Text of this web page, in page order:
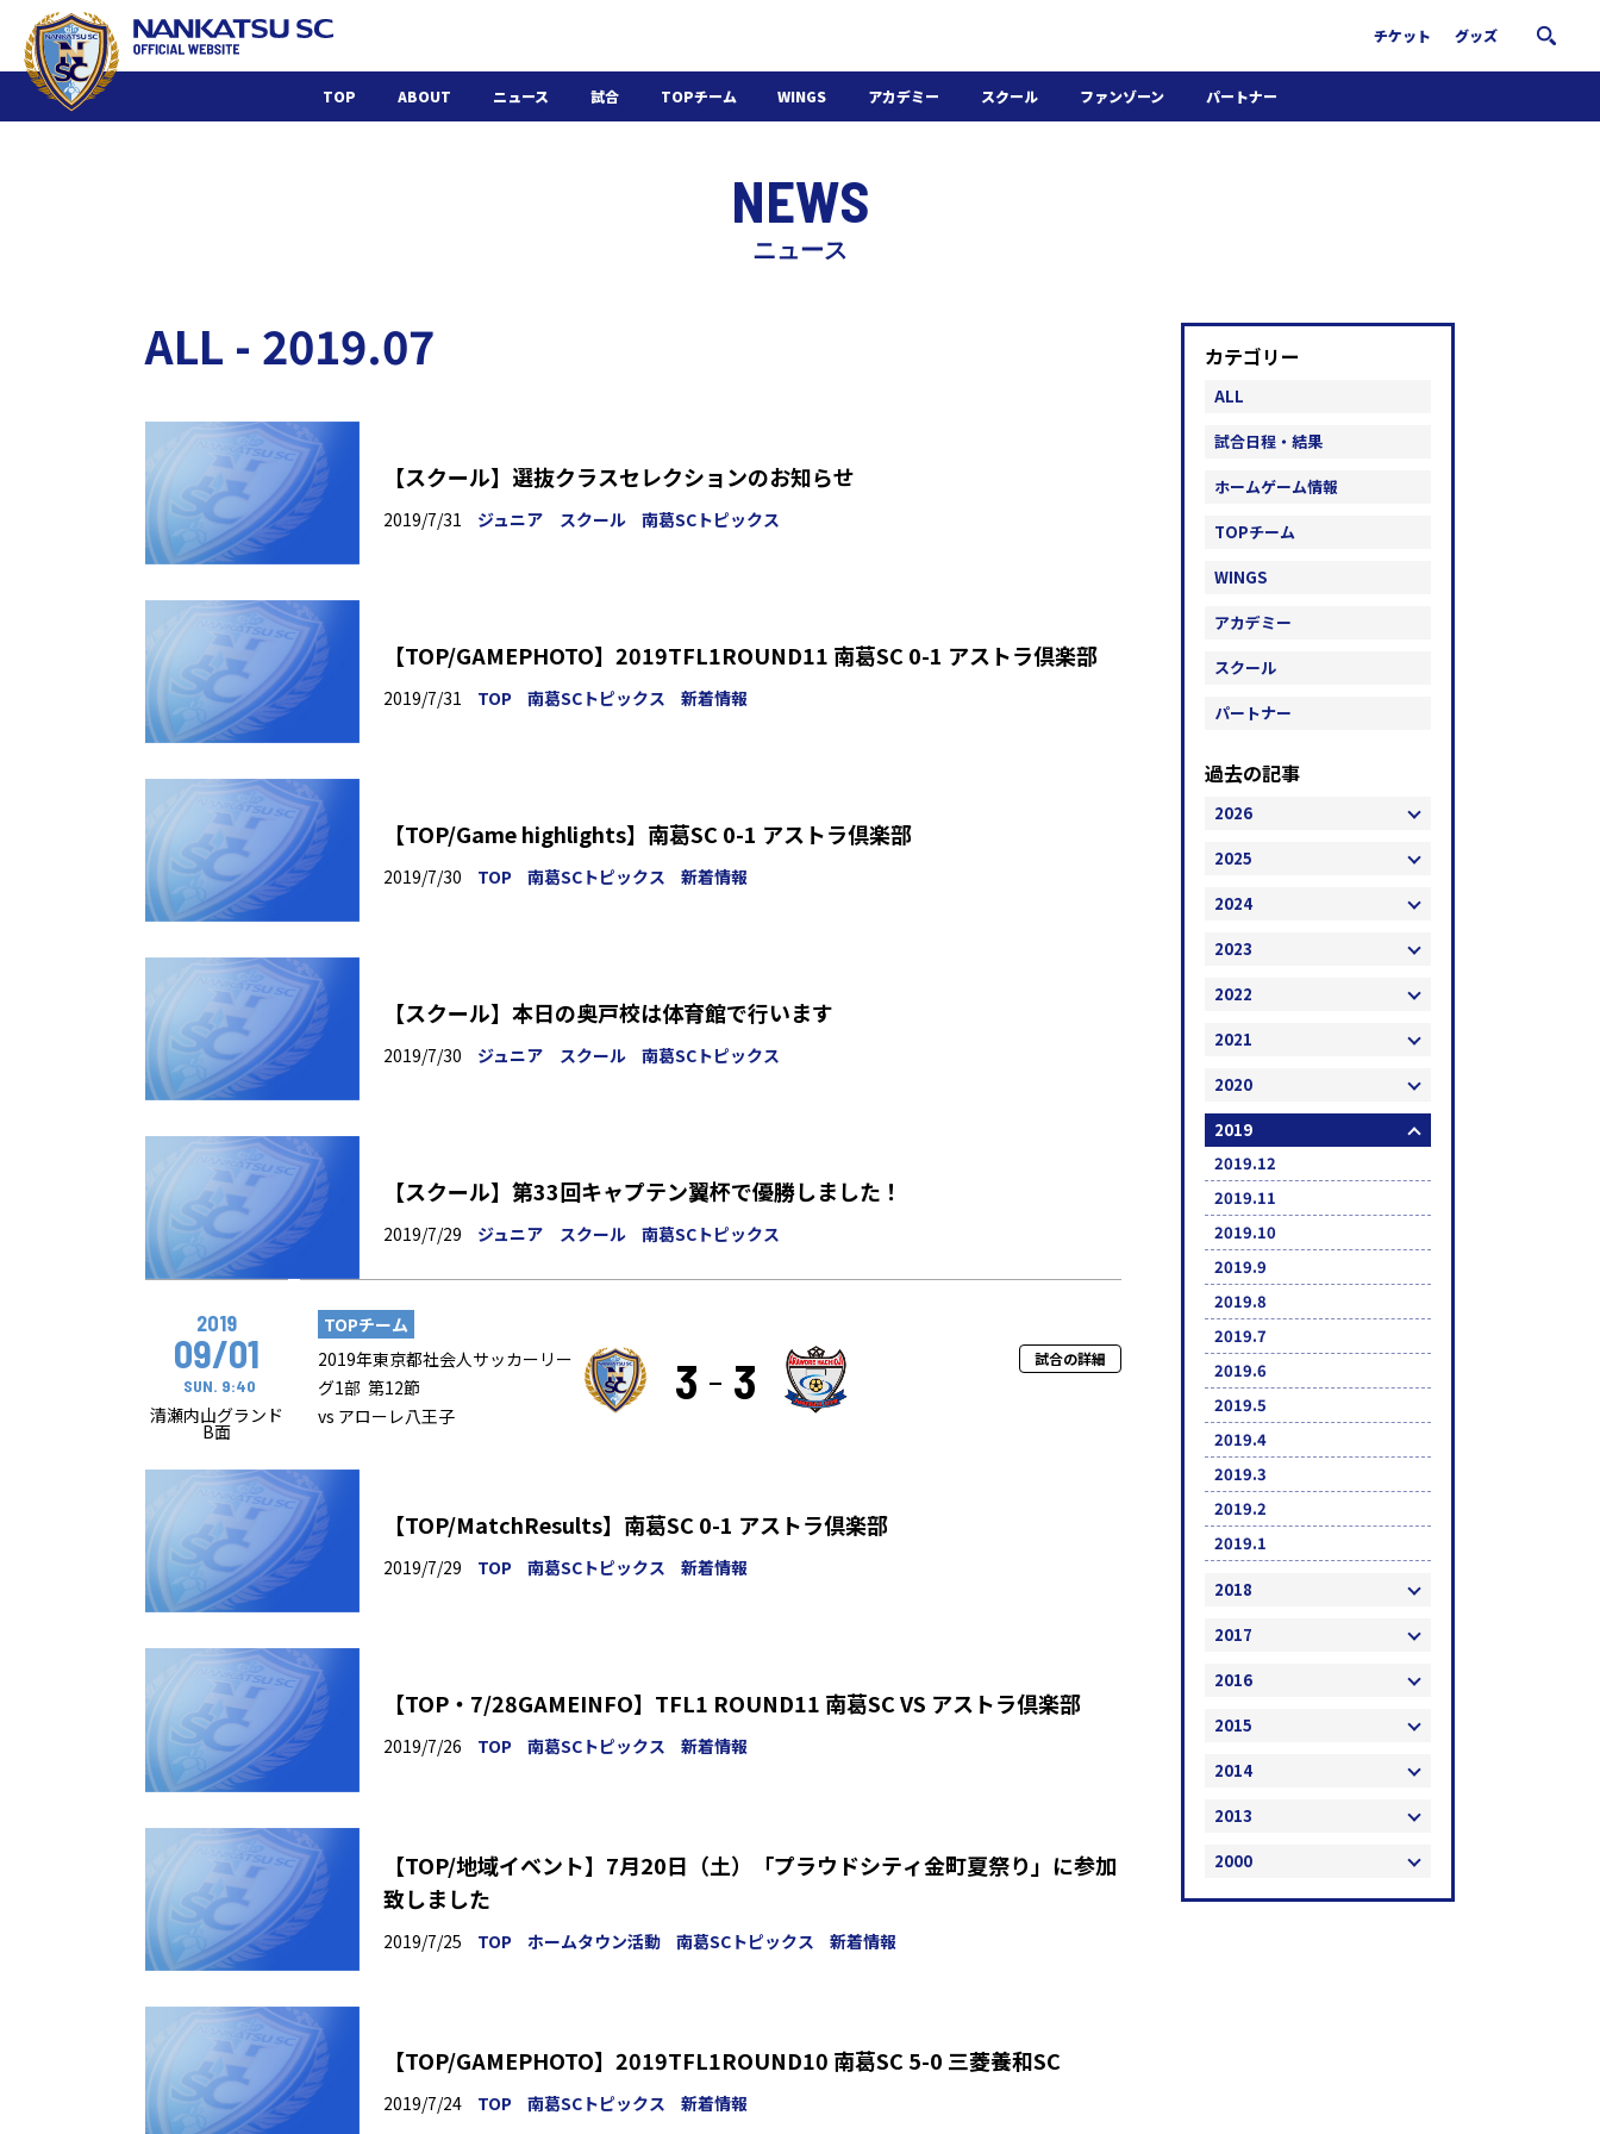
チケット グッズ
TOP ABOUT ニュース 試合 TOPチーム WINGS アカデミー スクール ファンゾーン パートナー
NEWS
ニュース
ALL - 2019.07
【スクール】選抜クラスセレクションのお知らせ
2019/7/31 ジュニア スクール 南葛SCトピックス
【TOP/GAMEPHOTO】2019TFL1ROUND11 南葛SC 0-1 アストラ倶楽部
2019/7/31 TOP 南葛SCトピックス 新着情報
【TOP/Game highlights】南葛SC 0-1 アストラ倶楽部
2019/7/30 TOP 南葛SCトピックス 新着情報
【スクール】本日の奥戸校は体育館で行います
2019/7/30 ジュニア スクール 南葛SCトピックス
【スクール】第33回キャプテン翼杯で優勝しました！
2019/7/29 ジュニア スクール 南葛SCトピックス
2019
09/01
SUN. 9:40
清瀬内山グランド
B面
TOPチーム
2019年東京都社会人サッカーリー
グ1部 第12節
vs アローレ八王子
3 3 試合の詳細
【TOP/MatchResults】南葛SC 0-1 アストラ倶楽部
2019/7/29 TOP 南葛SCトピックス 新着情報
【TOP・7/28GAMEINFO】TFL1 ROUND11 南葛SC VS アストラ倶楽部
2019/7/26 TOP 南葛SCトピックス 新着情報
【TOP/地域イベント】7月20日（土）「プラウドシティ金町夏祭り」に参加
致しました
2019/7/25 TOP ホームタウン活動 南葛SCトピックス 新着情報
【TOP/GAMEPHOTO】2019TFL1ROUND10 南葛SC 5-0 三菱養和SC
2019/7/24 TOP 南葛SCトピックス 新着情報
カテゴリー
ALL
試合日程・結果
ホームゲーム情報
TOPチーム
WINGS
アカデミー
スクール
パートナー
過去の記事
2026
2025
2024
2023
2022
2021
2020
2019
2019.12
2019.11
2019.10
2019.9
2019.8
2019.7
2019.6
2019.5
2019.4
2019.3
2019.2
2019.1
2018
2017
2016
2015
2014
2013
2000